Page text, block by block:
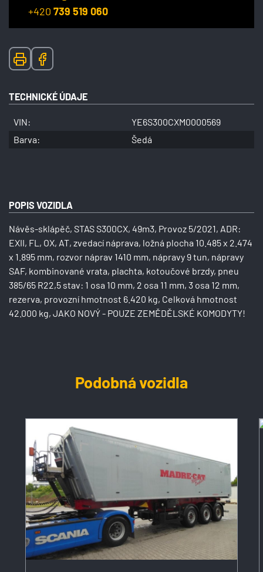
+420739 519 060
TECHNICKÉ ÚDAJE
VIN:
YE6S300CXM0000569
Barva:
Šedá
POPIS VOZIDLA
Návěs-sklápěč, STAS S300CX, 49m3, Provoz 5/2021, ADR:
EXII, FL, OX, AT, zvedací náprava, ložná plocha 10.485 x 2.474
x 1.895 mm, rozvor náprav 1410 mm, nápravy 9 tun, nápravy
SAF, kombinované vrata, plachta, kotoučové brzdy, pneu
385/65 R22,5 stav: 1 osa 10 mm, 2 osa 11 mm, 3 osa 12 mm,
rezerva, provozní hmotnost 6.420 kg, Celková hmotnost
42.000 kg, JAKO NOVÝ - POUZE ZEMĚDĚLSKÉ KOMODYTY!
Podobná vozidla